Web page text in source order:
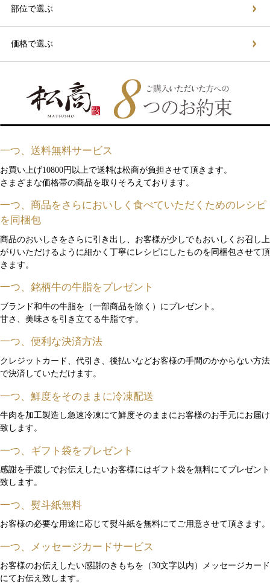
部位で選ぶ
価格で選ぶ
一つ、送料無料サービス
お買い上げ10800円以上で送料は松商が負担させて頂きます。
さまざまな価格帯の商品を取りそろえております。
一つ、商品をさらにおいしく食べていただくためのレシピ
を同梱包
商品のおいしさをさらに引き出し、お客様が少しでもおいしくお召し上
がりいただけるように細かく丁寧にレシピにしたものを同梱包させて頂
きます。
一つ、銘柄牛の牛脂をプレゼント
ブランド和牛の牛脂を（一部商品を除く）にプレゼント。
甘さ、美味さを引き立てる牛脂です。
一つ、便利な決済方法
クレジットカード、代引き、後払いなどお客様の手間のかからない方法
で決済していただけます。
一つ、鮮度をそのままに冷凍配送
牛肉を加工製造し急速冷凍にて鮮度そのままにお客様のお手元にお届け
致します。
一つ、ギフト袋をプレゼント
感謝を手渡しでお伝えしたいお客様にはギフト袋を無料にてプレゼント
致します。
一つ、熨斗紙無料
お客様の必要な用途に応じて熨斗紙を無料にてご用意させて頂きます。
一つ、メッセージカードサービス
お客様のお伝えしたい感謝のきもちを（30文字以内）メッセージカード
にてお伝え致します。